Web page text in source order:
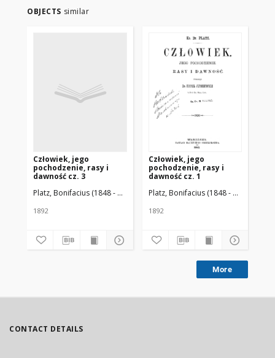
OBJECTS similar
Człowiek, jego
pochodzenie, rasy i
dawność cz. 3
Platz, Bonifacius (1848 - 1919)
1892
Człowiek, jego
pochodzenie, rasy i
dawność cz. 1
Platz, Bonifacius (1848 - 1919)
1892
More
CONTACT DETAILS